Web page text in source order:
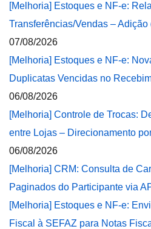
[Melhoria] Estoques e NF-e:
Transferências/Vendas – Adição
07/08/2026
[Melhoria] Estoques e NF-e:
Duplicatas Vencidas no
06/08/2026
[Melhoria] Controle de Trocas:
entre Lojas – Direcionamento
06/08/2026
[Melhoria] CRM: Consulta de
Paginados do Participante via
[Melhoria] Estoques e NF-e:
Fiscal à SEFAZ para Notas